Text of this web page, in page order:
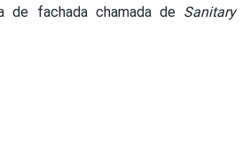
de fachada chamada de Sanitary